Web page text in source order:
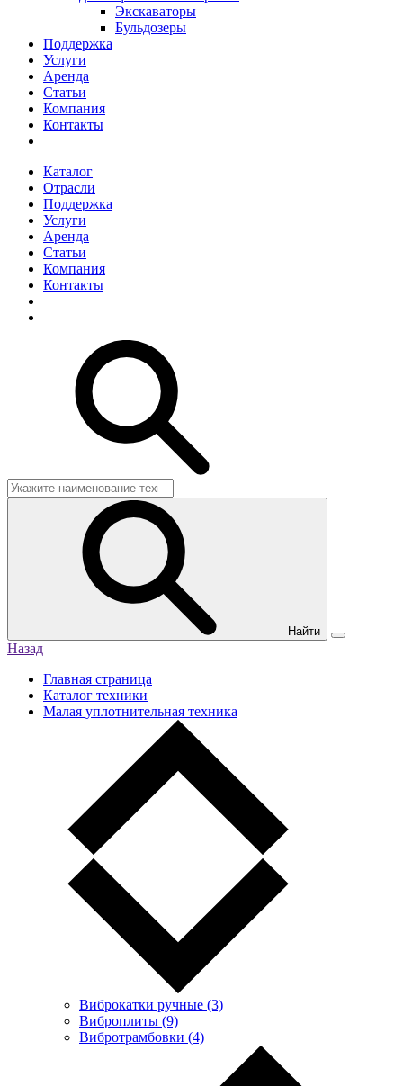
Экскаваторы
Бульдозеры
Поддержка
Услуги
Аренда
Статьи
Компания
Контакты
Каталог
Отрасли
Поддержка
Услуги
Аренда
Статьи
Компания
Контакты
Найти
Назад
Главная страница
Каталог техники
Малая уплотнительная техника
Виброкатки ручные (3)
Виброплиты (9)
Вибротрамбовки (4)